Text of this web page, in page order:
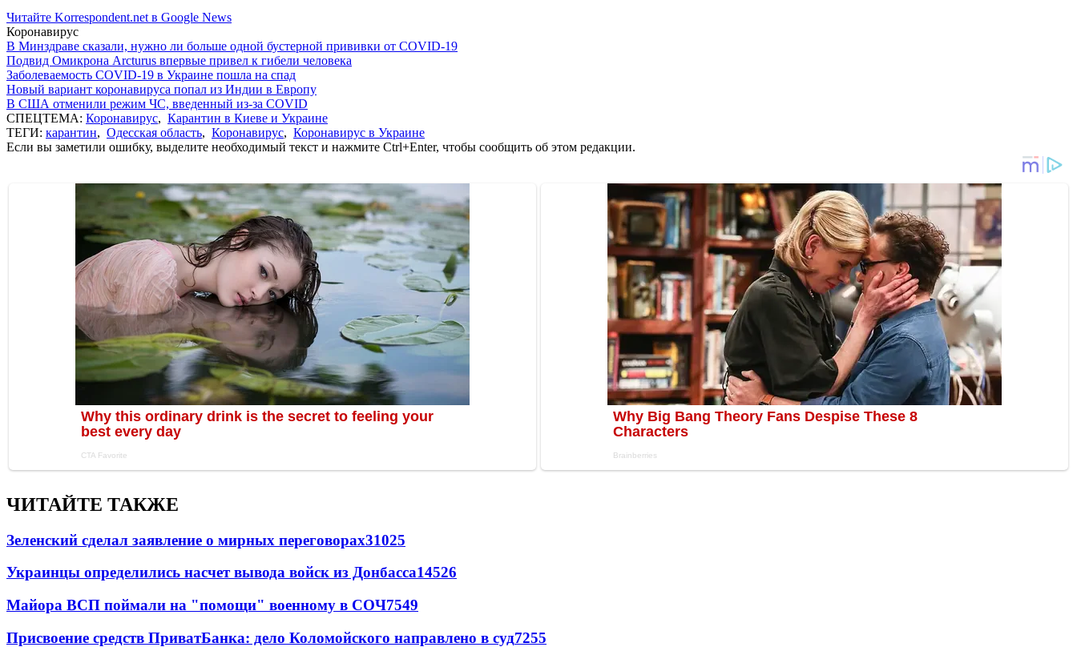
Читайте Korrespondent.net в Google News
Коронавирус
В Минздраве сказали, нужно ли больше одной бустерной прививки от COVID-19
Подвид Омикрона Arcturus впервые привел к гибели человека
Заболеваемость COVID-19 в Украине пошла на спад
Новый вариант коронавируса попал из Индии в Европу
В США отменили режим ЧС, введенный из-за COVID
СПЕЦТЕМА: Коронавирус, Карантин в Киеве и Украине
ТЕГИ: карантин, Одесская область, Коронавирус, Коронавирус в Украине
Если вы заметили ошибку, выделите необходимый текст и нажмите Ctrl+Enter, чтобы сообщить об этом редакции.
ЧИТАЙТЕ ТАКЖЕ
Зеленский сделал заявление о мирных переговорах31025
Украинцы определились насчет вывода войск из Донбасса14526
Майора ВСП поймали на "помощи" военному в СОЧ7549
Присвоение средств ПриватБанка: дело Коломойского направлено в суд7255